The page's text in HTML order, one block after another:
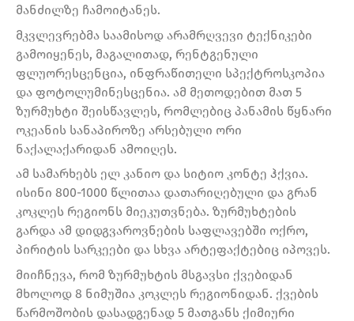
მანძილზე ჩამოიტანეს.
მკვლევრებმა საამისოდ არამრღვევი ტექნიკები
გამოიყენეს, მაგალითად, რენტგენული
ფლუორესცენცია, ინფრაწითელი სპექტროსკოპია
და ფოტოლუმინესცენია. ამ მეთოდებით მათ 5
ზურმუხტი შეისწავლეს, რომლებიც პანამის წყნარი
ოკეანის სანაპიროზე არსებული ორი
ნაქალაქარიდან ამოიღეს.
ამ სამარხებს ელ კანიო და სიტიო კონტე ჰქვია.
ისინი 800-1000 წლითაა დათარიღებული და გრან
კოკლეს რეგიონს მიეკუთვნება. ზურმუხტების
გარდა ამ დიდგვაროვნების საფლავებში ოქრო,
პირიტის სარკეები და სხვა არტეფაქტებიც იპოვეს.
მიიჩნევა, რომ ზურმუხტის მსგავსი ქვებიდან
მხოლოდ 8 ნიმუშია კოკლეს რეგიონიდან. ქვების
წარმოშობის დასადგენად 5 მათგანს ქიმიური